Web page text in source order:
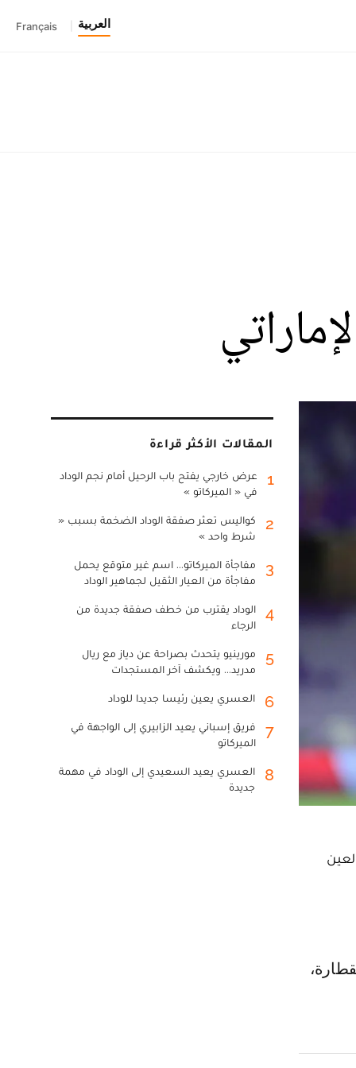
العربية Français
المقالات الأكثر قراءة
1
عرض خارجي يفتح باب الرحيل أمام نجم الوداد
في « الميركاتو »
2
كواليس تعثر صفقة الوداد الضخمة بسبب «
شرط واحد »
3
مفاجأة الميركاتو... اسم غير متوقع يحمل
مفاجأة من العيار الثقيل لجماهير الوداد
4
الوداد يقترب من خطف صفقة جديدة من
الرجاء
5
مورينيو يتحدث بصراحة عن دياز مع ريال
مدريد... ويكشف آخر المستجدات
6 العسري يعين رئيسا جديدا للوداد
7
فريق إسباني يعيد الزابيري إلى الواجهة في
الميركاتو
8
العسري يعيد السعيدي إلى الوداد في مهمة
جديدة